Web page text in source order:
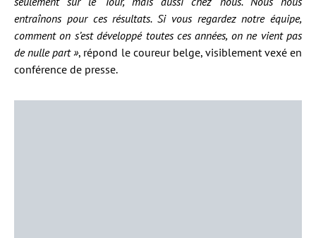
entraînons pour ces résultats. Si vous regardez notre équipe,
comment on s’est développé toutes ces années, on ne vient pas
de nulle part », répond le coureur belge, visiblement vexé en
conférence de presse.